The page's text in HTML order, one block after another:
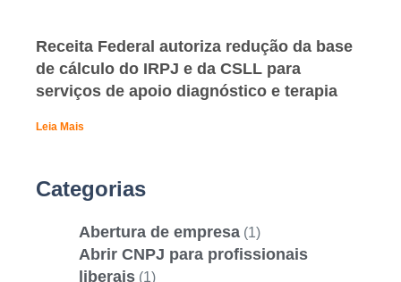
Receita Federal autoriza redução da base
de cálculo do IRPJ e da CSLL para
serviços de apoio diagnóstico e terapia
Leia Mais
Categorias
Abertura de empresa (1)
Abrir CNPJ para profissionais
liberais (1)